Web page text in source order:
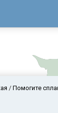
Помогите